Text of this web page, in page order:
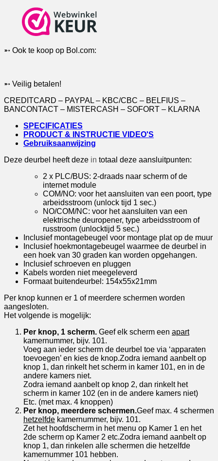
deurbel
met
camera
|
2-
draads
aantal
➵ Ook te koop op Bol.com:
➵ Veilig betalen!
CREDITCARD – PAYPAL – KBC/CBC – BELFIUS –
BANCONTACT – MISTERCASH – SOFORT – KLARNA
SPECIFICATIES
PRODUCT & INSTRUCTIE VIDEO'S
Gebruiksaanwijzing
Deze deurbel heeft deze in totaal deze aansluitpunten:
2 x PLC/BUS: 2-draads naar scherm of de
internet module
COM/NO: voor het aansluiten van een poort, type
arbeidsstroom (unlock tijd 1 sec.)
NO/COM/NC: voor het aansluiten van een
elektrische deuropener, type arbeidsstroom of
russtroom (unlocktijd 5 sec.)
Inclusief montagebeugel voor montage plat op de muur
Inclusief hoekmontagebeugel waarmee de deurbel in
een hoek van 30 graden kan worden opgehangen.
Inclusief schroeven en pluggen
Kabels worden niet meegeleverd
Formaat buitendeurbel: 154x55x21mm
Per knop kunnen er 1 of meerdere schermen worden
aangesloten.
Het volgende is mogelijk:
Per knop, 1 scherm. Geef elk scherm een apart
kamernummer, bijv. 101.
Voeg aan ieder scherm de deurbel toe via ‘apparaten
toevoegen’ en kies de knop.Zodra iemand aanbelt op
knop 1, dan rinkelt het scherm in kamer 101, en in de
andere kamers niet.
Zodra iemand aanbelt op knop 2, dan rinkelt het
scherm in kamer 102 (en in de andere kamers niet)
Etc. (met max. 4 knoppen)
Per knop, meerdere schermen.Geef max. 4 schermen
hetzelfde kamernummer, bijv. 101.
Zet het hoofdscherm in het menu op Kamer 1 en het
2de scherm op Kamer 2 etc.Zodra iemand aanbelt op
knop 1, dan rinkelen alle schermen die hetzelfde
kamernummer 101 hebben.